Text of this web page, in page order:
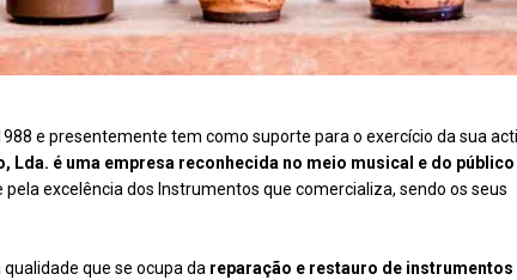
e presentemente tem como suporte para o exercício da sua
Lda. é uma empresa reconhecida no meio musical e do público
excelência dos Instrumentos que comercializa, sendo os seus
que se ocupa da reparação e restauro de instrumentos